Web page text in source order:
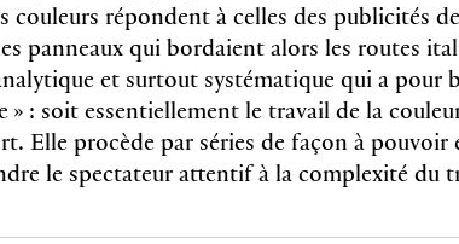
répondent à celles des publicités
panneaux qui bordaient alors les routes
et surtout systématique qui a pour
» : soit essentiellement le travail de la
Elle procède par séries de façon à pouvoir
le spectateur attentif à la complexité du